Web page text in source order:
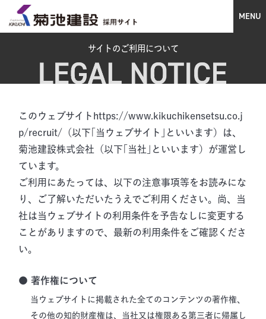
MENU
サイトのご利用について
このウェブサイトhttps://www.kikuchikensetsu.co.j
p/recruit/（以下｢当ウェブサイト｣といいます）は、
菊池建設株式会社（以下｢当社｣といいます）が運営し
ています。
ご利用にあたっては、以下の注意事項等をお読みにな
り、ご了解いただいたうえでご利用ください。尚、当
社は当ウェブサイトの利用条件を予告なしに変更する
ことがありますので、最新の利用条件をご確認くださ
い。
● 著作権について
当ウェブサイトに掲載された全てのコンテンツの著作権、
その他の知的財産権は、当社又は権限ある第三者に帰属し